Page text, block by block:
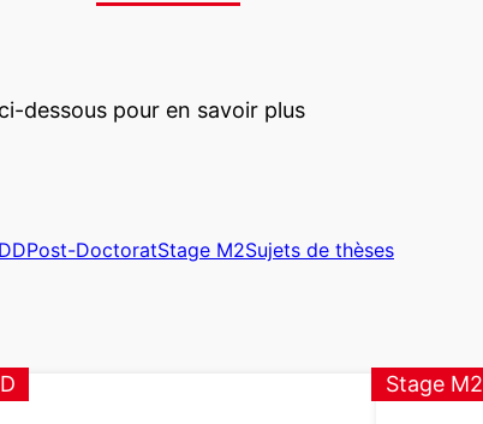
dessous pour en savoir plus
Post-DoctoratStage M2Sujets de thèses
Stage M2